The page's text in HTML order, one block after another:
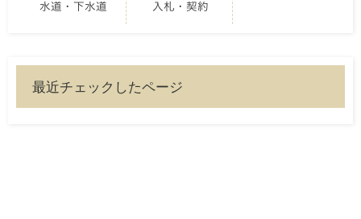
水道・下水道 入札・契約
最近チェックしたページ